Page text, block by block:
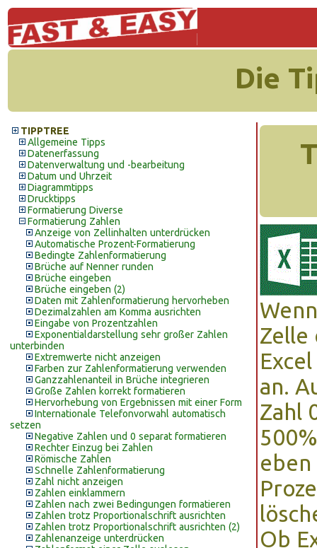
Die
TIPPTREE
Allgemeine Tipps
Datenerfassung
Datenverwaltung und -bearbeitung
Datum und Uhrzeit
Diagrammtipps
Drucktipps
Formatierung Diverse
Formatierung Zahlen
Anzeige von Zellinhalten unterdrücken
Automatische Prozent-Formatierung
Bedingte Zahlenformatierung
Brüche auf Nenner runden
Brüche eingeben
Brüche eingeben (2)
Daten mit Zahlenformatierung hervorheben
Dezimalzahlen am Komma ausrichten
Eingabe von Prozentzahlen
Exponentialdarstellung sehr großer Zahlen
unterbinden
Extremwerte nicht anzeigen
Farben zur Zahlenformatierung verwenden
Ganzzahlenanteil in Brüche integrieren
Große Zahlen korrekt formatieren
Hervorhebung von Ergebnissen mit einer Form
Internationale Telefonvorwahl automatisch
setzen
Negative Zahlen und 0 separat formatieren
Rechter Einzug bei Zahlen
Römische Zahlen
Schnelle Zahlenformatierung
Zahl nicht anzeigen
Zahlen einklammern
Zahlen nach zwei Bedingungen formatieren
Zahlen trotz Proportionalschrift ausrichten
Zahlen trotz Proportionalschrift ausrichten (2)
Zahlenanzeige unterdrücken
Zelle
an.
Zahl
eben
Ob